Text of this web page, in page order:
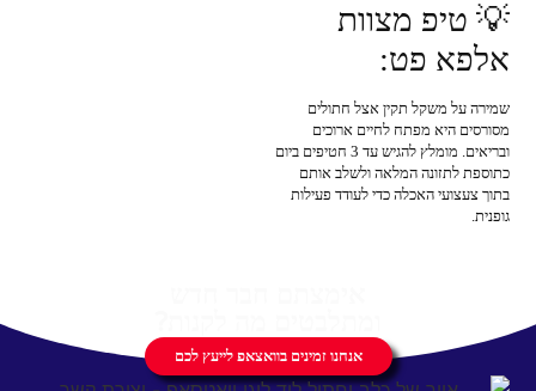
💡 טיפ מצוות
אלפא פט:
שמירה על משקל תקין אצל חתולים
מסורסים היא מפתח לחיים ארוכים
ובריאים. מומלץ להגיש עד 3 חטיפים ביום
כתוספת לתזונה המלאה ולשלב אותם
בתוך צעצועי האכלה כדי לעודד פעילות
גופנית.
אנחנו זמינים בוואצאפ לייעץ לכם